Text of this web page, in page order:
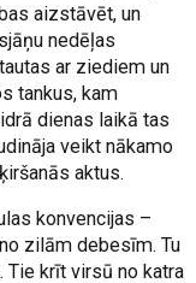
aizstāvēt, un
nedēļas
ar ziediem un
tankus, kam
dienas laikā tas
veikt nākamo
aktus.
konvencijas –
zilām debesīm. Tu
krīt virsū no katra